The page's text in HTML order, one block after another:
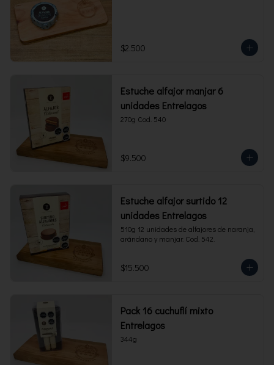
$2.500
Estuche alfajor manjar 6
unidades Entrelagos
270g Cod. 540
$9.500
Estuche alfajor surtido 12
unidades Entrelagos
510g 12 unidades de alfajores de naranja,
arándano y manjar. Cod. 542.
$15.500
Pack 16 cuchuflí mixto
Entrelagos
344g